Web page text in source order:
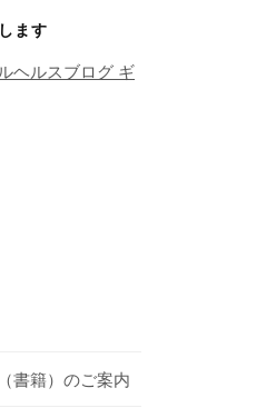
ます
書籍）のご案内